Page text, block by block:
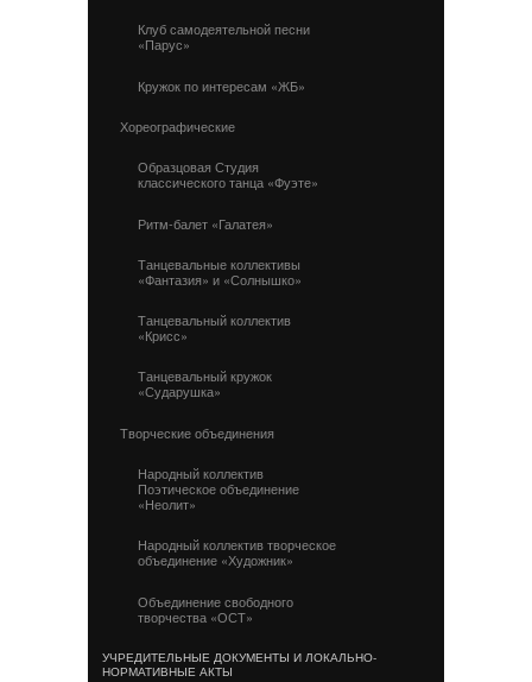
Клуб самодеятельной песни
«Парус»
Кружок по интересам «ЖБ»
Хореографические
Образцовая Студия
классического танца «Фуэте»
Ритм-балет «Галатея»
Танцевальные коллективы
«Фантазия» и «Солнышко»
Танцевальный коллектив
«Крисс»
Танцевальный кружок
«Сударушка»
Творческие объединения
Народный коллектив
Поэтическое объединение
«Неолит»
Народный коллектив творческое
объединение «Художник»
Объединение свободного
творчества «ОСТ»
УЧРЕДИТЕЛЬНЫЕ ДОКУМЕНТЫ И ЛОКАЛЬНО-
НОРМАТИВНЫЕ АКТЫ